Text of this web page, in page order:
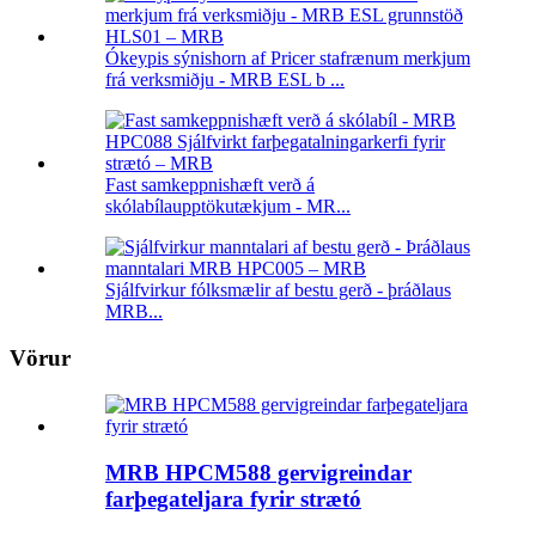
Ókeypis sýnishorn af Pricer stafrænum merkjum
frá verksmiðju - MRB ESL b ...
Fast samkeppnishæft verð á
skólabílaupptökutækjum - MR...
Sjálfvirkur fólksmælir af bestu gerð - þráðlaus
MRB...
Vörur
MRB HPCM588 gervigreindar
farþegateljara fyrir strætó